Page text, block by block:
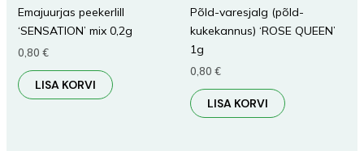
Emajuurjas peekerlill
‘SENSATION’ mix 0,2g
0,80 €
LISA KORVI
Põld-varesjalg (põld-
kukekannus) ‘ROSE QUEEN’
1g
0,80 €
LISA KORVI